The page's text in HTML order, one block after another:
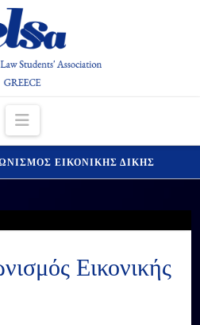
Navigation
ΕΙΚΟΝΙΚΗΣ ΔΙΚΗΣ
Εικονικής